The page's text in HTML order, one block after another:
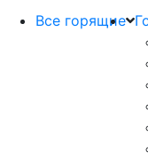
Все горящие